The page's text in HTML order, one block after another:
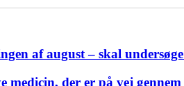
af august – skal
medicin, der er på vej